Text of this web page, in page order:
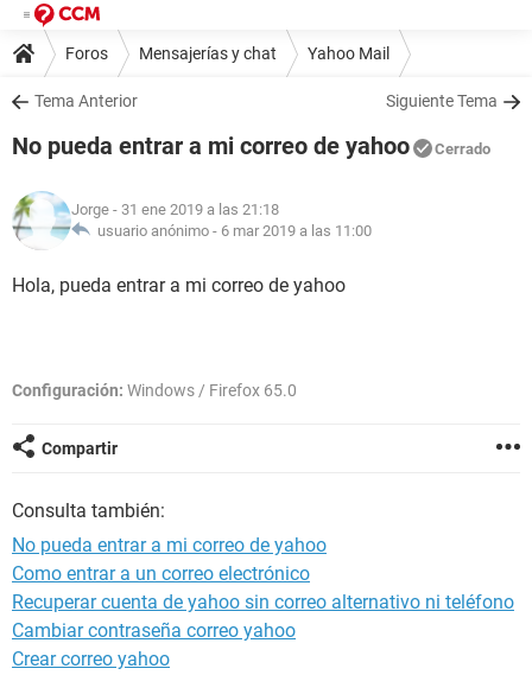
Foros Mensajerías y chat Yahoo Mail
Tema Anterior Siguiente Tema
No pueda entrar a mi correo de yahoo Cerrado
Jorge - 31 ene 2019 a las 21:18
usuario anónimo - 6 mar 2019 a las 11:00
Hola, pueda entrar a mi correo de yahoo
Configuración: Windows / Firefox 65.0
Compartir
Consulta también:
No pueda entrar a mi correo de yahoo
Como entrar a un correo electrónico
Recuperar cuenta de yahoo sin correo alternativo ni teléfono
Cambiar contraseña correo yahoo
Crear correo yahoo